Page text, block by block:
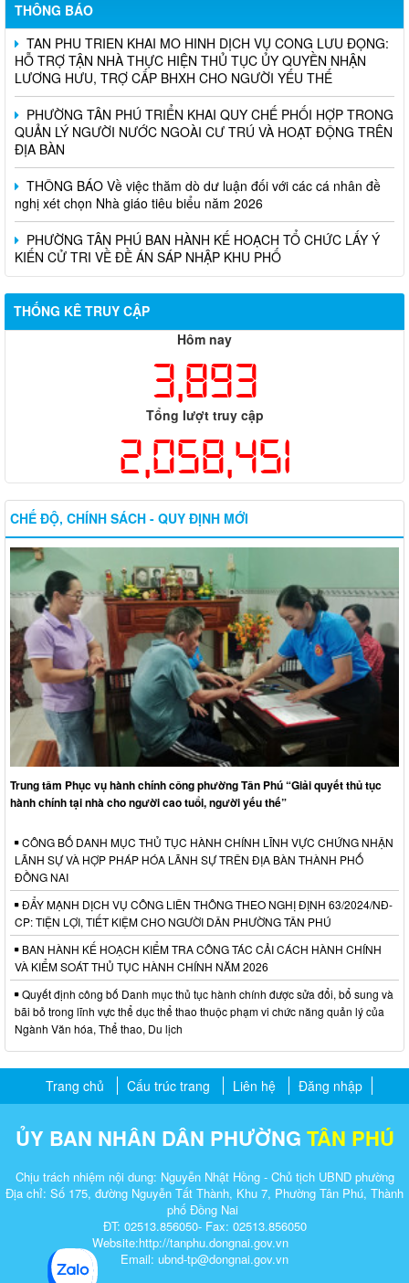
THÔNG BÁO
TÂN PHÚ TRIỂN KHAI MÔ HÌNH DỊCH VỤ CÔNG LƯU ĐỘNG:
HỖ TRỢ TẬN NHÀ THỰC HIỆN THỦ TỤC ỦY QUYỀN NHẬN
LƯƠNG HƯU, TRỢ CẤP BHXH CHO NGƯỜI YẾU THẾ
PHƯỜNG TÂN PHÚ TRIỂN KHAI QUY CHẾ PHỐI HỢP TRONG
QUẢN LÝ NGƯỜI NƯỚC NGOÀI CƯ TRÚ VÀ HOẠT ĐỘNG TRÊN
ĐỊA BÀN
THÔNG BÁO Về việc thăm dò dư luận đối với các cá nhân đề
nghị xét chọn Nhà giáo tiêu biểu năm 2026
PHƯỜNG TÂN PHÚ BAN HÀNH KẾ HOẠCH TỔ CHỨC LẤY Ý
KIẾN CỬ TRI VỀ ĐỀ ÁN SÁP NHẬP KHU PHỐ
THỐNG KÊ TRUY CẬP
Hôm nay
3,893
Tổng lượt truy cập
2,058,451
CHẾ ĐỘ, CHÍNH SÁCH - QUY ĐỊNH MỚI
Trung tâm Phục vụ hành chính công phường Tân Phú “Giải quyết thủ tục
hành chính tại nhà cho người cao tuổi, người yếu thế”
CÔNG BỐ DANH MỤC THỦ TỤC HÀNH CHÍNH LĨNH VỰC CHỨNG NHẬN
LÃNH SỰ VÀ HỢP PHÁP HÓA LÃNH SỰ TRÊN ĐỊA BÀN THÀNH PHỐ
ĐỒNG NAI
ĐẨY MẠNH DỊCH VỤ CÔNG LIÊN THÔNG THEO NGHỊ ĐỊNH 63/2024/NĐ-
CP: TIỆN LỢI, TIẾT KIỆM CHO NGƯỜI DÂN PHƯỜNG TÂN PHÚ
BAN HÀNH KẾ HOẠCH KIỂM TRA CÔNG TÁC CẢI CÁCH HÀNH CHÍNH
VÀ KIỂM SOÁT THỦ TỤC HÀNH CHÍNH NĂM 2026
Quyết định công bố Danh mục thủ tục hành chính được sửa đổi, bổ sung và
bãi bỏ trong lĩnh vực thể dục thể thao thuộc phạm vi chức năng quản lý của
Ngành Văn hóa, Thể thao, Du lịch
Trang chủ Cấu trúc trang Liên hệ Đăng nhập
ỦY BAN NHÂN DÂN PHƯỜNG TÂN PHÚ
Chịu trách nhiệm nội dung: Nguyễn Nhật Hồng - Chủ tịch UBND phường
Địa chỉ: Số 175, đường Nguyễn Tất Thành, Khu 7, Phường Tân Phú, Thành
phố Đồng Nai
ĐT: 02513.856050- Fax: 02513.856050
Website:http://tanphu.dongnai.gov.vn
Email: ubnd-tp@dongnai.gov.vn​